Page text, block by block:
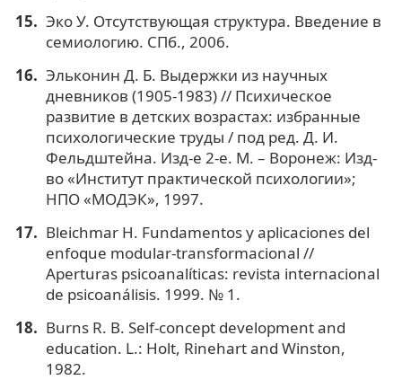
Эко У. Отсутствующая структура. Введение в
семиологию. СПб., 2006.
Эльконин Д. Б. Выдержки из научных
дневников (1905-1983) // Психическое
развитие в детских возрастах: избранные
психологические труды / под ред. Д. И.
Фельдштейна. Изд-е 2-е. М. – Воронеж: Изд-
во «Институт практической психологии»;
НПО «МОДЭК», 1997.
Bleichmar H. Fundamentos y aplicaciones del
enfoque modular-transformacional //
Aperturas psicoanalíticas: revista internacional
de psicoanálisis. 1999. № 1.
Burns R. B. Self-concept development and
education. L.: Holt, Rinehart and Winston,
1982.